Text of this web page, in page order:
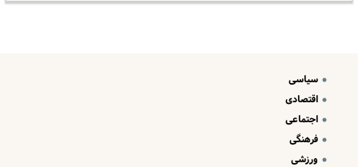
سیاسی
اقتصادی
اجتماعی
فرهنگی
ورزشی